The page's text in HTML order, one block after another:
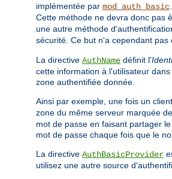
implémentée par mod_auth_basic
Cette méthode ne devra donc pas
une autre méthode
sécurité. Ce but n'a cependant
La directive AuthName définit l'
cette information à l'utilisateur
zone authentifiée donnée.
Ainsi par exemple, une fois un
zone du même serveur marquée
mot de passe en faisant partager
mot de passe chaque fois que le
La directive AuthBasicProvider
utilisez une autre source